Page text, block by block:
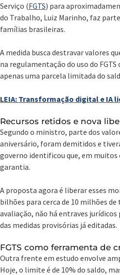
Serviço (FGTS) para
do Trabalho, Luiz Marinho, faz
famílias brasileiras.
A medida busca destravar valores
na regulamentação do uso do
apenas uma parcela limitada do
LEIA: Transformação digital e IA
Recursos retidos e nova
Segundo o ministro, parte dos
aniversário, foram demitidos e
governo identificou que, em muitos
garantia.
A proposta agora é liberar esses
bilhões para cerca de 10 milhões
avaliação, não há entraves
das medidas provisórias já editadas.
FGTS como ferramenta de
Outra frente em estudo envolve
Hoje, o limite é de 10% do saldo,